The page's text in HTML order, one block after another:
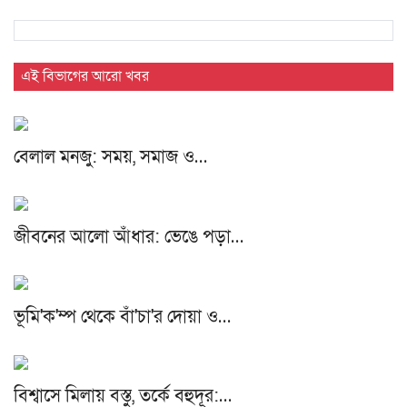
এই বিভাগের আরো খবর
বেলাল মনজু: সময়, সমাজ ও…
জীবনের আলো আঁধার: ভেঙে পড়া…
ভূমি'ক'ম্প থেকে বাঁ'চা'র দোয়া ও…
বিশ্বাসে মিলায় বস্তু, তর্কে বহুদূর:…